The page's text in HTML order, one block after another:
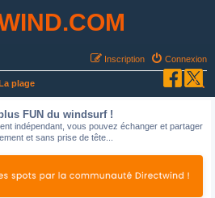
Connexion
Inscription
plage
FUN du windsurf !
indépendant, vous pouvez échanger et partager
et sans prise de tête...